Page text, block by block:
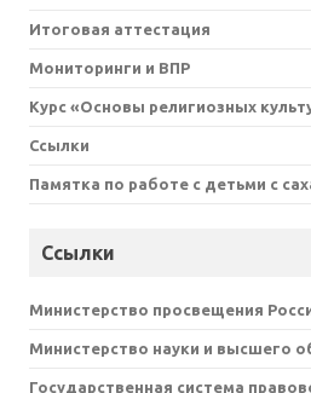
Итоговая аттестация
Мониторинги и ВПР
Курс «Основы религиозных
Ссылки
Памятка по работе с детьми с
Ссылки
Министерство просвещения
Министерство науки и высшего
Государственная система